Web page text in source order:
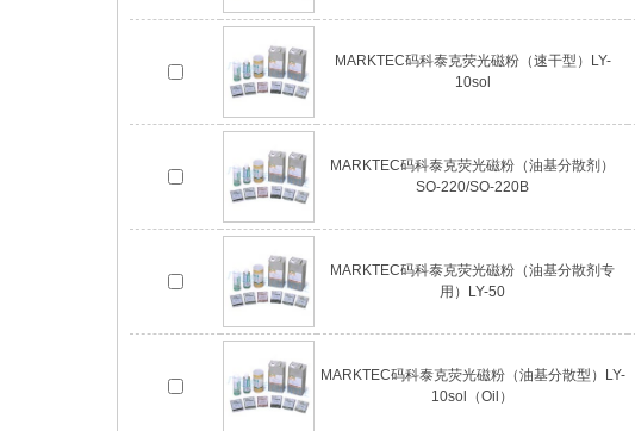
MARKTEC码科泰克荧光磁粉（速干型）LY-
10sol
MARKTEC码科泰克荧光磁粉（油基分散剂）
SO-220/SO-220B
MARKTEC码科泰克荧光磁粉（油基分散剂专
用）LY-50
MARKTEC码科泰克荧光磁粉（油基分散型）LY-
10sol（Oil）